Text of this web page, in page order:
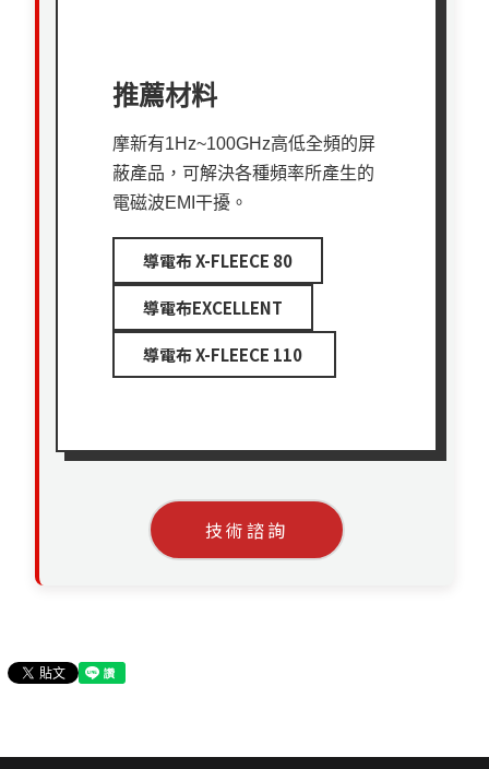
推薦材料
摩新有1Hz~100GHz高低全頻的屏
蔽產品，可解決各種頻率所產生的
電磁波EMI干擾。
導電布 X-FLEECE 80
導電布EXCELLENT
導電布 X-FLEECE 110
技術諮詢